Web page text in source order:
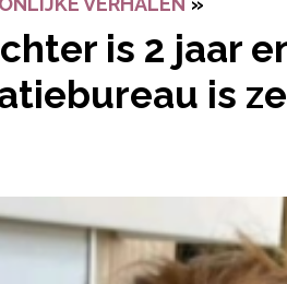
is 2 jaar
is ze